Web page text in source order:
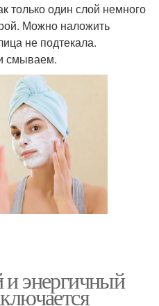
только один слой немного
Можно наложить
не подтекала.
смываем.
энергичный